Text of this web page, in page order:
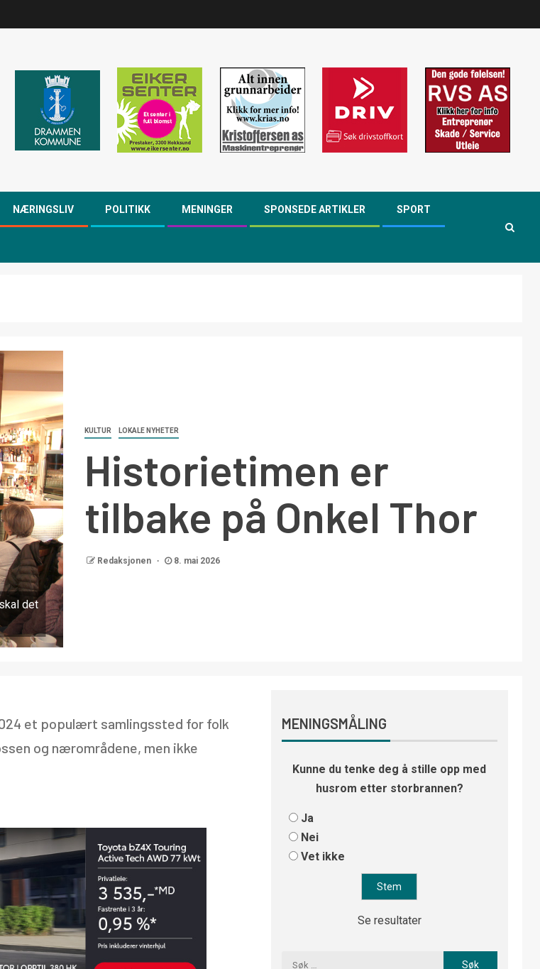
NÆRINGSLIV POLITIKK MENINGER SPONSEDE ARTIKLER SPORT
det
KULTUR LOKALE NYHETER
Historietimen er
tilbake på Onkel Thor
Redaksjonen 8. mai 2026
et populært samlingssted for folk
og nærområdene, men ikke
MENINGSMÅLING
Kunne du tenke deg å stille opp med
husrom etter storbrannen?
Ja
Nei
Vet ikke
Se resultater